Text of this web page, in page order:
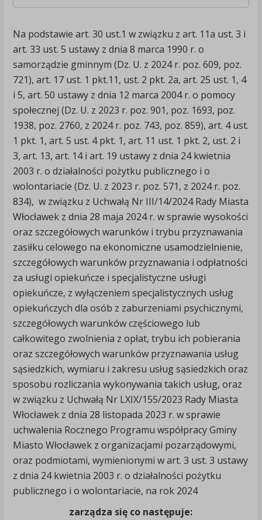
Na podstawie art. 30 ust.1 w związku z art. 11a ust. 3 i
art. 33 ust. 5 ustawy z dnia 8 marca 1990 r. o
samorządzie gminnym (Dz. U. z 2024 r. poz. 609, poz.
721), art. 17 ust. 1 pkt.11, ust. 2 pkt. 2a, art. 25 ust. 1, 4
i 5, art. 50 ustawy z dnia 12 marca 2004 r. o pomocy
społecznej (Dz. U. z 2023 r. poz. 901, poz. 1693, poz.
1938, poz. 2760, z 2024 r. poz. 743, poz. 859), art. 4 ust.
1 pkt. 1, art. 5 ust. 4 pkt. 1, art. 11 ust. 1 pkt. 2, ust. 2 i
3, art. 13, art. 14 i art. 19 ustawy z dnia 24 kwietnia
2003 r. o działalności pożytku publicznego i o
wolontariacie (Dz. U. z 2023 r. poz. 571, z 2024 r. poz.
834), w związku z Uchwałą Nr III/14/2024 Rady Miasta
Włocławek z dnia 28 maja 2024 r. w sprawie wysokości
oraz szczegółowych warunków i trybu przyznawania
zasiłku celowego na ekonomiczne usamodzielnienie,
szczegółowych warunków przyznawania i odpłatności
za usługi opiekuńcze i specjalistyczne usługi
opiekuńcze, z wyłączeniem specjalistycznych usług
opiekuńczych dla osób z zaburzeniami psychicznymi,
szczegółowych warunków częściowego lub
całkowitego zwolnienia z opłat, trybu ich pobierania
oraz szczegółowych warunków przyznawania usług
sąsiedzkich, wymiaru i zakresu usług sąsiedzkich oraz
sposobu rozliczania wykonywania takich usług, oraz
w związku z Uchwałą Nr LXIX/155/2023 Rady Miasta
Włocławek z dnia 28 listopada 2023 r. w sprawie
uchwalenia Rocznego Programu współpracy Gminy
Miasto Włocławek z organizacjami pozarządowymi,
oraz podmiotami, wymienionymi w art. 3 ust. 3 ustawy
z dnia 24 kwietnia 2003 r. o działalności pożytku
publicznego i o wolontariacie, na rok 2024
zarządza się co następuje: